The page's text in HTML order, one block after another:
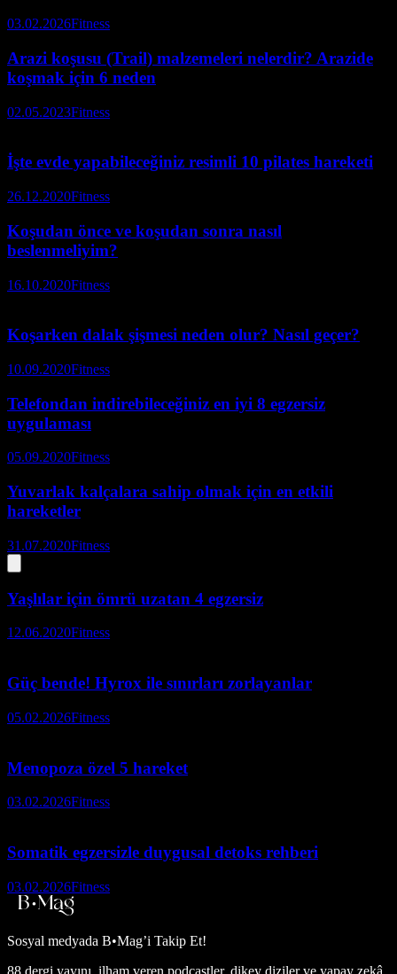
03.02.2026Fitness
Arazi koşusu (Trail) malzemeleri nelerdir? Arazide
koşmak için 6 neden
02.05.2023Fitness
İşte evde yapabileceğiniz resimli 10 pilates hareketi
26.12.2020Fitness
Koşudan önce ve koşudan sonra nasıl
beslenmeliyim?
16.10.2020Fitness
Koşarken dalak şişmesi neden olur? Nasıl geçer?
10.09.2020Fitness
Telefondan indirebileceğiniz en iyi 8 egzersiz
uygulaması
05.09.2020Fitness
Yuvarlak kalçalara sahip olmak için en etkili
hareketler
31.07.2020Fitness
Yaşlılar için ömrü uzatan 4 egzersiz
12.06.2020Fitness
Güç bende! Hyrox ile sınırları zorlayanlar
05.02.2026Fitness
Menopoza özel 5 hareket
03.02.2026Fitness
Somatik egzersizle duygusal detoks rehberi
03.02.2026Fitness
Sosyal medyada B•Mag’i Takip Et!
88 dergi yayını, ilham veren podcastler, dikey diziler ve yapay zekâ